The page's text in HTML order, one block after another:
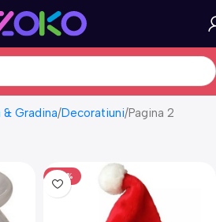
& Gradina Decoratiuni Pagina 2
-50%